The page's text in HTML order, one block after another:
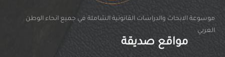
موسوعة الابحاث والدراسات القانونية الشاملة في جميع انحاء الوطن
العربي
مواقع صديقة